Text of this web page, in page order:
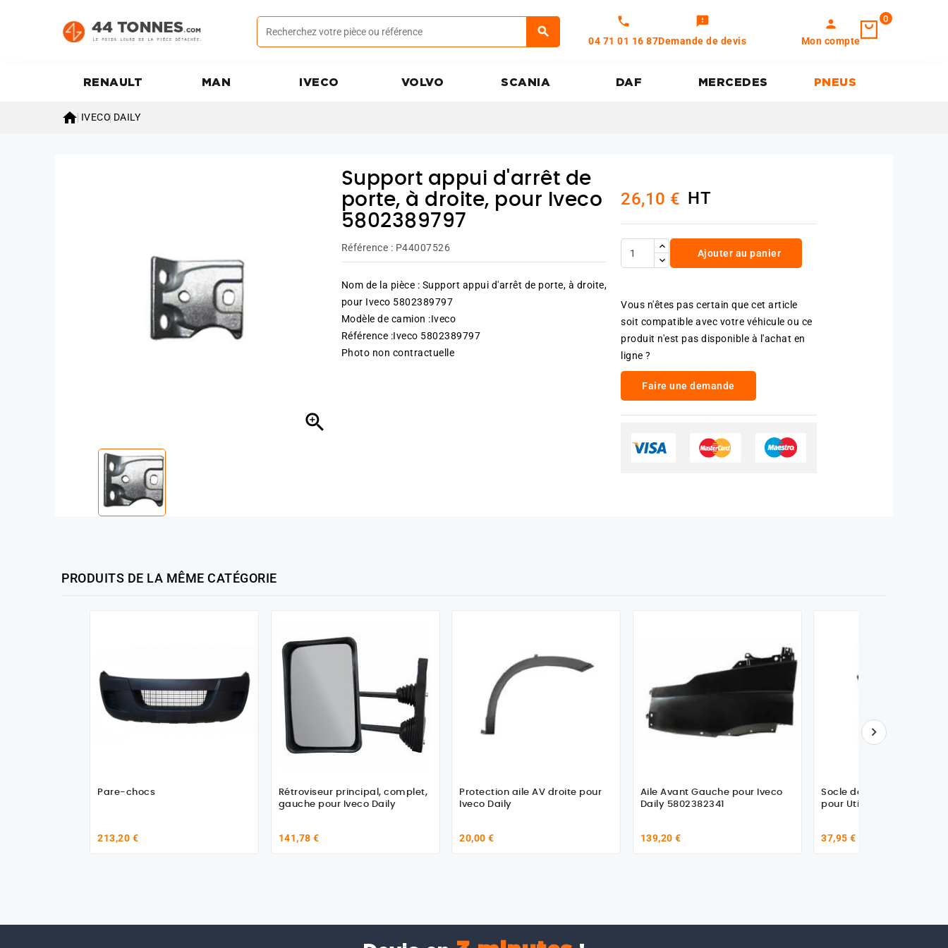
call
04 71 01 16 87
feedback
Demande de devis
person
Mon compte
0
RENAULT MAN IVECO VOLVO SCANIA DAF MERCEDES PNEUS
 IVECO DAILY

Support appui d'arrêt de
porte, à droite, pour Iveco
5802389797
Référence : P44007526
Nom de la pièce : Support appui d'arrêt de porte, à droite,
pour Iveco 5802389797
Modèle de camion :Iveco
Référence :Iveco 5802389797
Photo non contractuelle
26,10 € HT
Ajouter au panier
Vous n'êtes pas certain que cet article
soit compatible avec votre véhicule ou ce
produit n'est pas disponible à l'achat en
ligne ?
Faire une demande
PRODUITS DE LA MÊME CATÉGORIE
Pare-chocs
213,20 €
Rétroviseur principal, complet,
gauche pour Iveco Daily
141,78 €
Protection aile AV droite pour
Iveco Daily
20,00 €
Aile Avant Gauche pour Iveco
Daily 5802382341
139,20 €
Socle de trappe à
pour Utilitaire Fiat
37,95 €
